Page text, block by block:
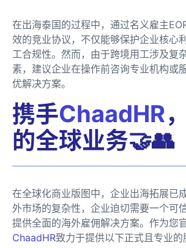
在出海泰国的过程中，通过名义雇主
效的竞业协议，不仅能够保护企业核心
工合规性。然而，由于跨境用工涉及复
素，建议企业在操作前咨询专业机构或
优解决方案。
携手ChaadHR
的全球业务🤝👥
在全球化商业版图中，企业出海拓展已
外市场的复杂性，企业迫切需要一个可
提供全面的海外雇佣解决方案。作为您
ChaadHR致力于提供以下正式且专业的